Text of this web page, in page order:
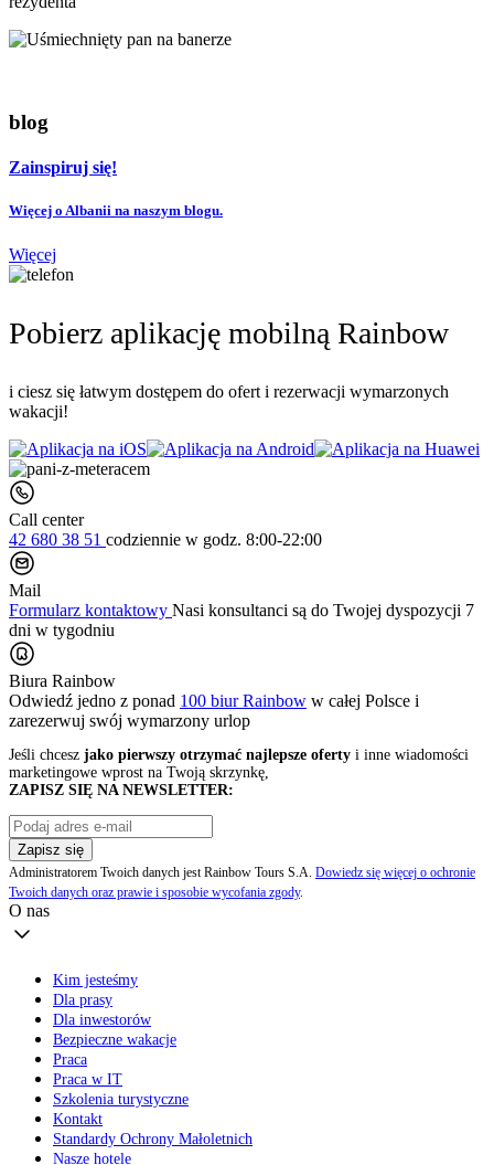
blog
Zainspiruj się!
Więcej o Albanii na naszym blogu.
Więcej
Pobierz aplikację mobilną Rainbow
i ciesz się łatwym dostępem do ofert i rezerwacji wymarzonych
wakacji!
Call center
42 680 38 51 codziennie w godz. 8:00-22:00
Mail
Formularz kontaktowy Nasi konsultanci są do Twojej dyspozycji 7
dni w tygodniu
Biura Rainbow
Odwiedź jedno z ponad 100 biur Rainbow w całej Polsce i
zarezerwuj swój wymarzony urlop
Jeśli chcesz jako pierwszy otrzymać najlepsze oferty i inne wiadomości
marketingowe wprost na Twoją skrzynkę,
ZAPISZ SIĘ NA NEWSLETTER:
Zapisz się
Administratorem Twoich danych jest Rainbow Tours S.A. Dowiedz się więcej o ochronie
Twoich danych oraz prawie i sposobie wycofania zgody.
O nas
Kim jesteśmy
Dla prasy
Dla inwestorów
Bezpieczne wakacje
Praca
Praca w IT
Szkolenia turystyczne
Kontakt
Standardy Ochrony Małoletnich
Nasze hotele